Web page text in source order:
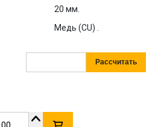
20 мм.
Медь (CU) .
Рассчитать